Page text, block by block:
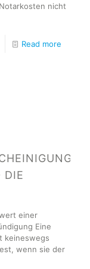
nicht
Read more
DIE
einer
Eine
keineswegs
wenn sie der